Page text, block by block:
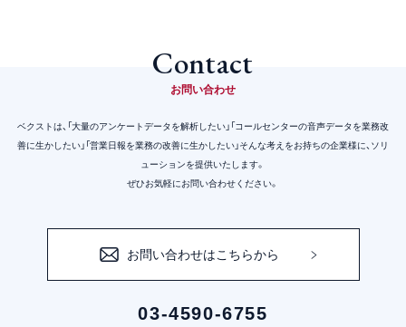
Contact
お問い合わせ
ベクストは、「大量のアンケートデータを解析したい」「コールセンターの音声データを業務改
善に生かしたい」 「営業日報を業務の改善に生かしたい」そんな考えをお持ちの企業様に、ソリ
ューションを提供いたします。
ぜひお気軽にお問い合わせください。
お問い合わせはこちらから
03-4590-6755